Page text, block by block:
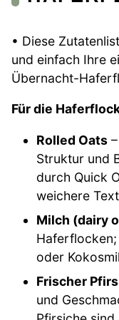
• Diese
und einfach Ihre
Übernacht-
Für die
Rolled Oats
Struktur und
durch Quick
weichere
Milch (dairy
oder
Frischer
und